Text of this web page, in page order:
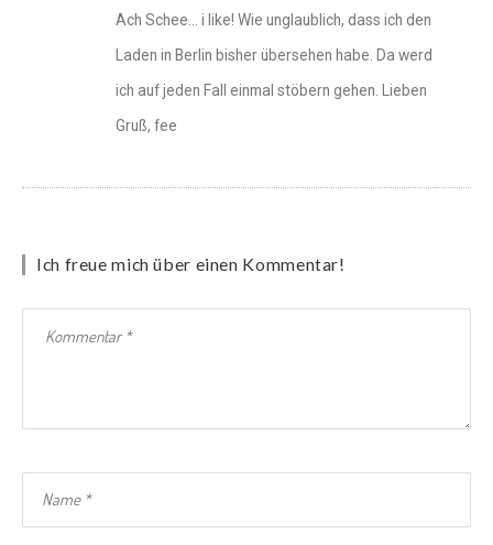
Ach Schee… i like! Wie unglaublich, dass ich den
Laden in Berlin bisher übersehen habe. Da werd
ich auf jeden Fall einmal stöbern gehen. Lieben
Gruß, fee
Ich freue mich über einen Kommentar!